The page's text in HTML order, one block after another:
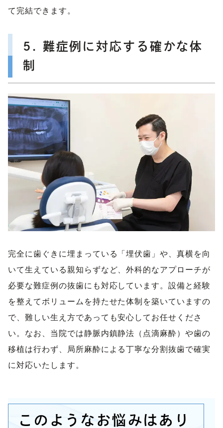
て完結できます。
5. 難症例に対応する確かな体
制
完全に歯ぐきに埋まっている「埋伏歯」や、真横を向
いて生えている親知らずなど、外科的なアプローチが
必要な難症例の抜歯にも対応しています。設備と経験
を整えてボリュームを持たせた体制を築いていますの
で、難しい生え方であっても安心してお任せくださ
い。なお、当院では静脈内鎮静法（点滴麻酔）や歯の
移植は行わず、局所麻酔による丁寧な分割抜歯で確実
に対応いたします。
このようなお悩みはあり